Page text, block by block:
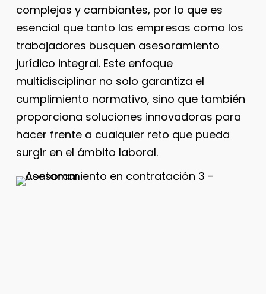
complejas y cambiantes, por lo que es
esencial que tanto las empresas como los
trabajadores busquen asesoramiento
jurídico integral. Este enfoque
multidisciplinar no solo garantiza el
cumplimiento normativo, sino que también
proporciona soluciones innovadoras para
hacer frente a cualquier reto que pueda
surgir en el ámbito laboral.